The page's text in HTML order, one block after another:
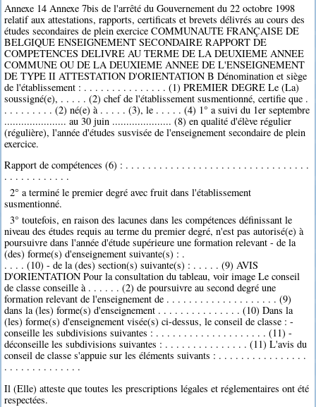
Annexe 14 Annexe 7bis de l'arrêté du Gouvernement du 22 octobre 1998
relatif aux attestations, rapports, certificats et brevets délivrés au cours des
études secondaires de plein exercice COMMUNAUTE FRANÇAISE DE
BELGIQUE ENSEIGNEMENT SECONDAIRE RAPPORT DE
COMPETENCES DELIVRE AU TERME DE LA DEUXIEME ANNEE
COMMUNE OU DE LA DEUXIEME ANNEE DE L'ENSEIGNEMENT
DE TYPE II ATTESTATION D'ORIENTATION B Dénomination et siège
de l'établissement : . . . . . . . . . . . . . . . (1) PREMIER DEGRE Le (La)
soussigné(e), . . . . . (2) chef de l'établissement susmentionné, certifie que .
. . . . . . . . . (2) né(e) à . . . . . (3), le . . . . . (4) 1° a suivi du 1er septembre
...................... au 30 juin ..................... (8) en qualité d'élève régulier
(régulière), l'année d'études susvisée de l'enseignement secondaire de plein
exercice.
Rapport de compétences (6) : . . . . . . . . . . . . . . . . . . . . . . . . . . . . . . . . .
. . . . . . . . . . . .
2° a terminé le premier degré avec fruit dans l'établissement
susmentionné.
3° toutefois, en raison des lacunes dans les compétences définissant le
niveau des études requis au terme du premier degré, n'est pas autorisé(e) à
poursuivre dans l'année d'étude supérieure une formation relevant - de la
(des) forme(s) d'enseignement suivante(s) : .
. . . . (10) - de la (des) section(s) suivante(s) : . . . . . (9) AVIS
D'ORIENTATION Pour la consultation du tableau, voir image Le conseil
de classe conseille à . . . . . . (2) de poursuivre au second degré une
formation relevant de l'enseignement de . . . . . . . . . . . . . . . . . . . . (9)
dans la (les) forme(s) d'enseignement . . . . . . . . . . . . . . . (10) Dans la
(les) forme(s) d'enseignement visée(s) ci-dessus, le conseil de classe : -
conseille les subdivisions suivantes : . . . . . . . . . . . . . . . . . . . . (11) -
déconseille les subdivisions suivantes : . . . . . . . . . . . . . . . (11) L'avis du
conseil de classe s'appuie sur les éléments suivants : . . . . . . . . . . . . . . . .
. . . . . . . . . . . . . .
Il (Elle) atteste que toutes les prescriptions légales et réglementaires ont été
respectées.